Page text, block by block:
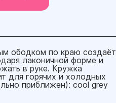
ободком по краю создаёт
лаконичной форме и
в руке. Кружка
для горячих и холодных
приближен): cool grey